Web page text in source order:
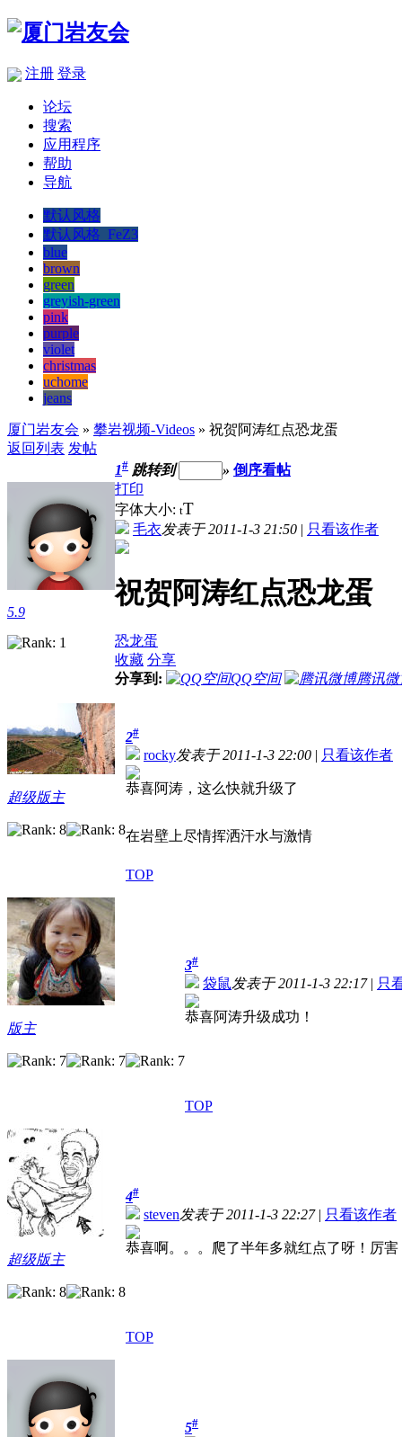
注册 登录
论坛
搜索
应用程序
帮助
导航
默认风格
默认风格_FeZ3
blue
brown
green
greyish-green
pink
purple
violet
christmas
uchome
jeans
厦门岩友会 » 攀岩视频-Videos » 祝贺阿涛红点恐龙蛋
返回列表 发帖
5.9
1# 跳转到 » 倒序看帖
打印
字体大小: tT
毛衣发表于 2011-1-3 21:50 | 只看该作者
祝贺阿涛红点恐龙蛋
恐龙蛋
收藏 分享
分享到:
QQ空间 腾讯微
超级版主
2#
rocky发表于 2011-1-3 22:00 | 只看该作者
恭喜阿涛，这么快就升级了
在岩壁上尽情挥洒汗水与激情
TOP
版主
3#
袋鼠发表于 2011-1-3 22:17| 只
恭喜阿涛升级成功！
TOP
超级版主
4#
steven发表于 2011-1-3 22:27| 只看该作者
恭喜啊。。。爬了半年多就红点了呀！厉害
TOP
5#